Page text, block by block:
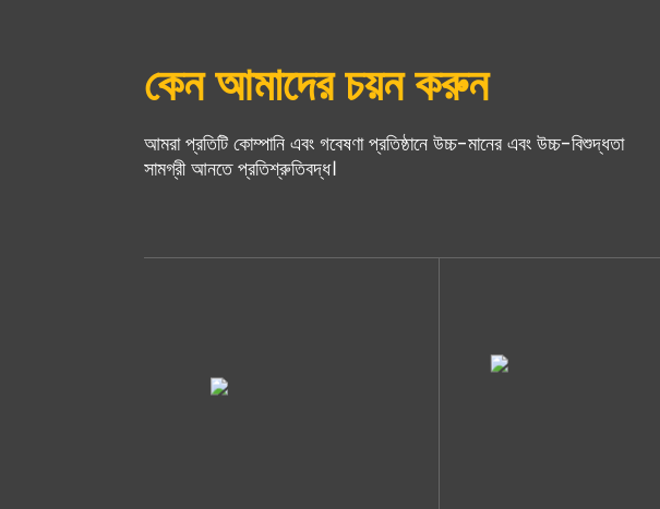
কেন আমাদের চয়ন করুন
আমরা প্রতিটি কোম্পানি এবং গবেষণা প্রতিষ্ঠানে উচ্চ-মানের এবং উচ্চ-বিশুদ্ধতা
সামগ্রী আনতে প্রতিশ্রুতিবদ্ধ।